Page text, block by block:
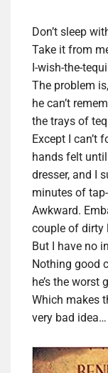
Don’t sleep
Take it from
I-wish-the-
The problem
he can’t
the trays of
Except I can’t
hands felt
dresser, and I
minutes of
Awkward.
couple of dirty
But I have no
Nothing good
he’s the worst
Which makes
very bad idea…